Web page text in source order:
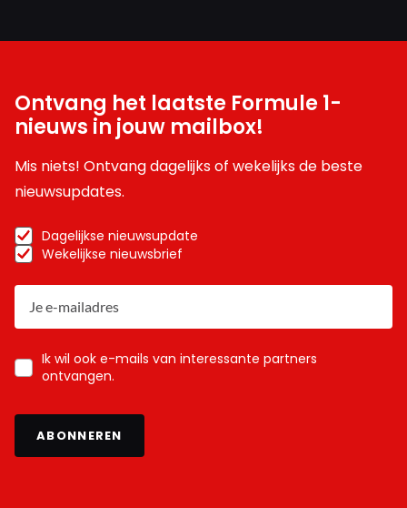
Ontvang het laatste Formule 1-
nieuws in jouw mailbox!
Mis niets! Ontvang dagelijks of wekelijks de beste
nieuwsupdates.
Dagelijkse nieuwsupdate
Wekelijkse nieuwsbrief
Ik wil ook e-mails van interessante partners
ontvangen.
ABONNEREN